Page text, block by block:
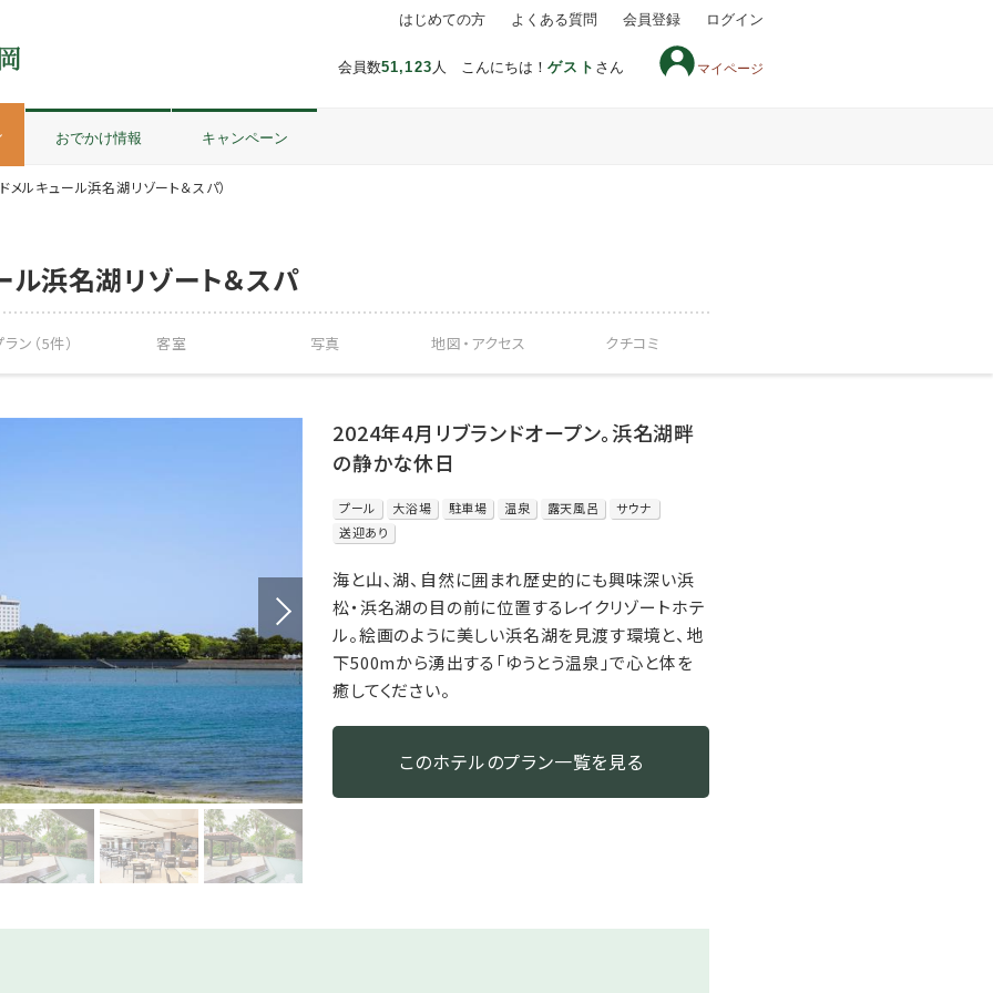
会員数51,123 人 こんにちは！ゲスト さん マイページ
はじめての方 よくある質問 会員登録 ログイン
おでかけ情報 キャンペーン
メルキュール浜名湖リゾート＆スパ）
ル浜名湖リゾート＆スパ
ン（5件） 客室 写真 地図・ アクセス クチコミ
2024年4月リブランドオープン。浜名湖畔
の静かな休日
プール 大浴場 駐車場 温泉 露天風呂
サウナ
送迎あり
海と山、湖、自然に囲まれ歴史的にも興味深い浜
松・浜名湖の目の前に位置するレイクリゾートホテ
ル。絵画のように美しい浜名湖を見渡す環境と、地
下500mから湧出する「ゆうとう温泉」で心と体を
癒してください。
このホテルのプラン一覧を見る